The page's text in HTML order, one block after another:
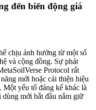
đến biến động giá
chịu ảnh hưởng từ một số
và cộng đồng. Sự phát
Protocol rất
mới hoặc cải thiện hiệu
Một yếu tố đáng kể khác là
mới bắt đầu nắm giữ